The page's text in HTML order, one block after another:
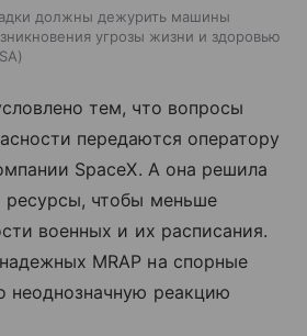
должны дежурить машины
угрозы жизни и здоровью
тем, что вопросы
передаются оператору
SpaceX. А она решила
ресурсы, чтобы меньше
военных и их расписания.
MRAP на спорные
неоднозначную реакцию